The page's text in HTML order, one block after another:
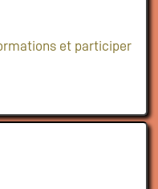
et participer